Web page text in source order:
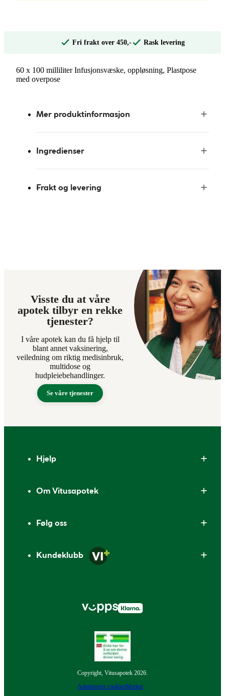
Fri frakt over 450,- Rask levering
60 x 100 milliliter Infusjonsvæske, oppløsning, Plastpose
med overpose
Mer produktinformasjon
Ingredienser
Frakt og levering
Visste du at våre
apotek tilbyr en rekke
tjenester?
I våre apotek kan du få hjelp til
blant annet vaksinering,
veiledning om riktig medisinbruk,
multidose og
hudpleiebehandlinger.
Se våre tjenester
Hjelp
Om Vitusapotek
Følg oss
Kundeklubb
Copyright, Vitusapotek 2026.
Administrer cookiesMerker